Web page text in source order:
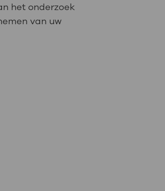
het onderzoek
van uw